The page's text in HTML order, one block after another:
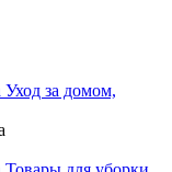
Уход за домом,